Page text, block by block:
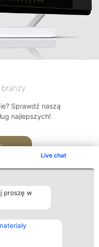
Live chat
proszę w
Sprawdź naszą
najlepszych!
Kontakt
Kontakt